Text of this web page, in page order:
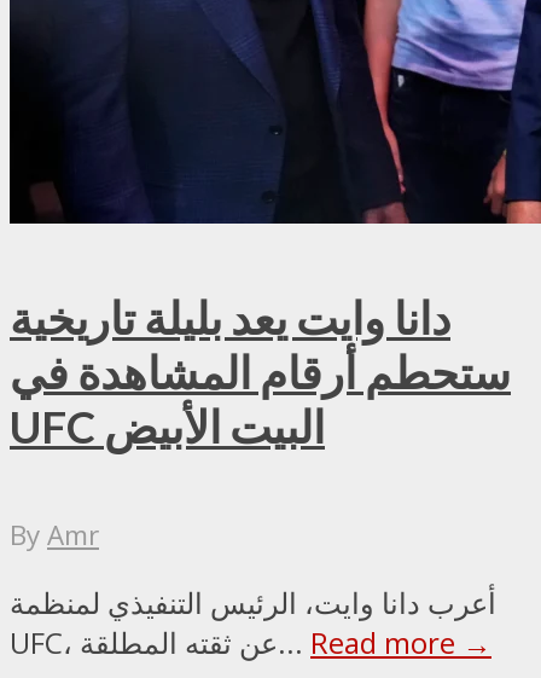
دانا وايت يعد بليلة تاريخية
ستحطم أرقام المشاهدة في
UFC البيت الأبيض
ByAmr
أعرب دانا وايت، الرئيس التنفيذي لمنظمة
UFC، عن ثقته المطلقة... Read more →